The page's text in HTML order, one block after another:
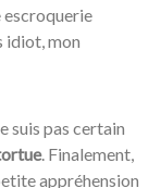
escroquerie
idiot, mon
suis pas certain
. Finalement,
appréhension